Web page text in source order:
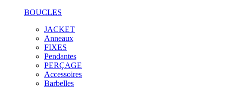
BOUCLES
JACKET
Anneaux
FIXES
Pendantes
PERÇAGE
Accessoires
Barbelles